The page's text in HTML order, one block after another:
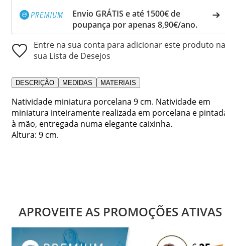
Envio GRÁTIS e até 1500€ de
poupança por apenas 8,90€/ano.
Entre na sua conta para adicionar este produto na
sua Lista de Desejos
DESCRIÇÃO MEDIDAS MATERIAIS
Natividade miniatura porcelana 9 cm. Natividade em
miniatura inteiramente realizada em porcelana e
à mão, entregada numa elegante caixinha.
Altura: 9 cm.
APROVEITE AS PROMOÇÕES ATIVAS